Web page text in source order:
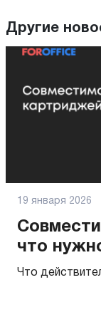
Другие
19 января 2026
что
Что